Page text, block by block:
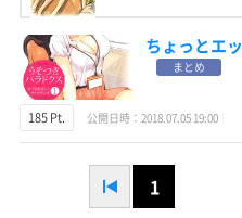
ちょっとエ
まとめ
185 Pt. 公開日時：2018.07.05 19:00
1